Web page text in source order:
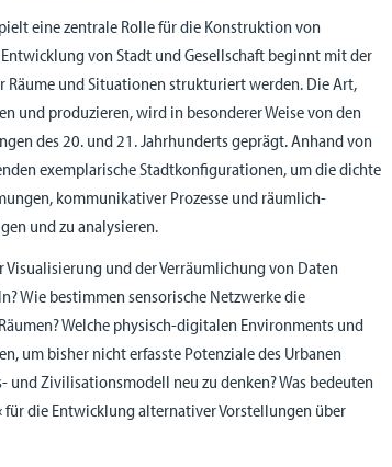
eine zentrale Rolle für die Konstruktion von
von Stadt und Gesellschaft beginnt mit der
Räume und Situationen strukturiert werden. Die Art,
und produzieren, wird in besonderer Weise von den
des 20. und 21. Jahrhunderts geprägt. Anhand von
exemplarische Stadtkonfigurationen, um die dichte
kommunikativer Prozesse und räumlich-
und zu analysieren.
Visualisierung und der Verräumlichung von Daten
Wie bestimmen sensorische Netzwerke die
Welche physisch-digitalen Environments und
um bisher nicht erfasste Potenziale des Urbanen
und Zivilisationsmodell neu zu denken? Was bedeuten
für die Entwicklung alternativer Vorstellungen über